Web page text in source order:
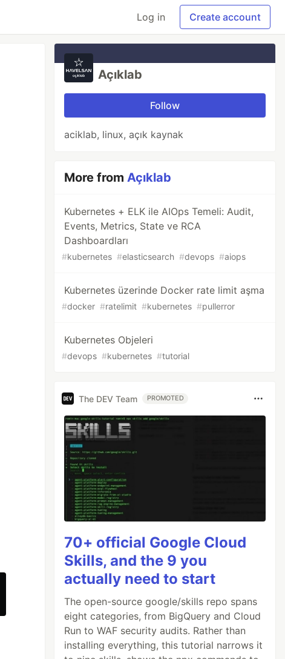
Log in Create account
Açıklab
Follow
aciklab, linux, açık kaynak
More fromAçıklab
Kubernetes + ELK ile AIOps Temeli: Audit,
Events, Metrics, State ve RCA
Dashboardları
#kubernetes #elasticsearch #devops #aiops
Kubernetes üzerinde Docker rate limit aşma
#docker #ratelimit #kubernetes #pullerror
Kubernetes Objeleri
#devops #kubernetes #tutorial
The DEV Team PROMOTED
70+ official Google Cloud
Skills, and the 9 you
actually need to start
The open-source google/skills repo spans
eight categories, from BigQuery and Cloud
Run to WAF security audits. Rather than
installing everything, this tutorial narrows it